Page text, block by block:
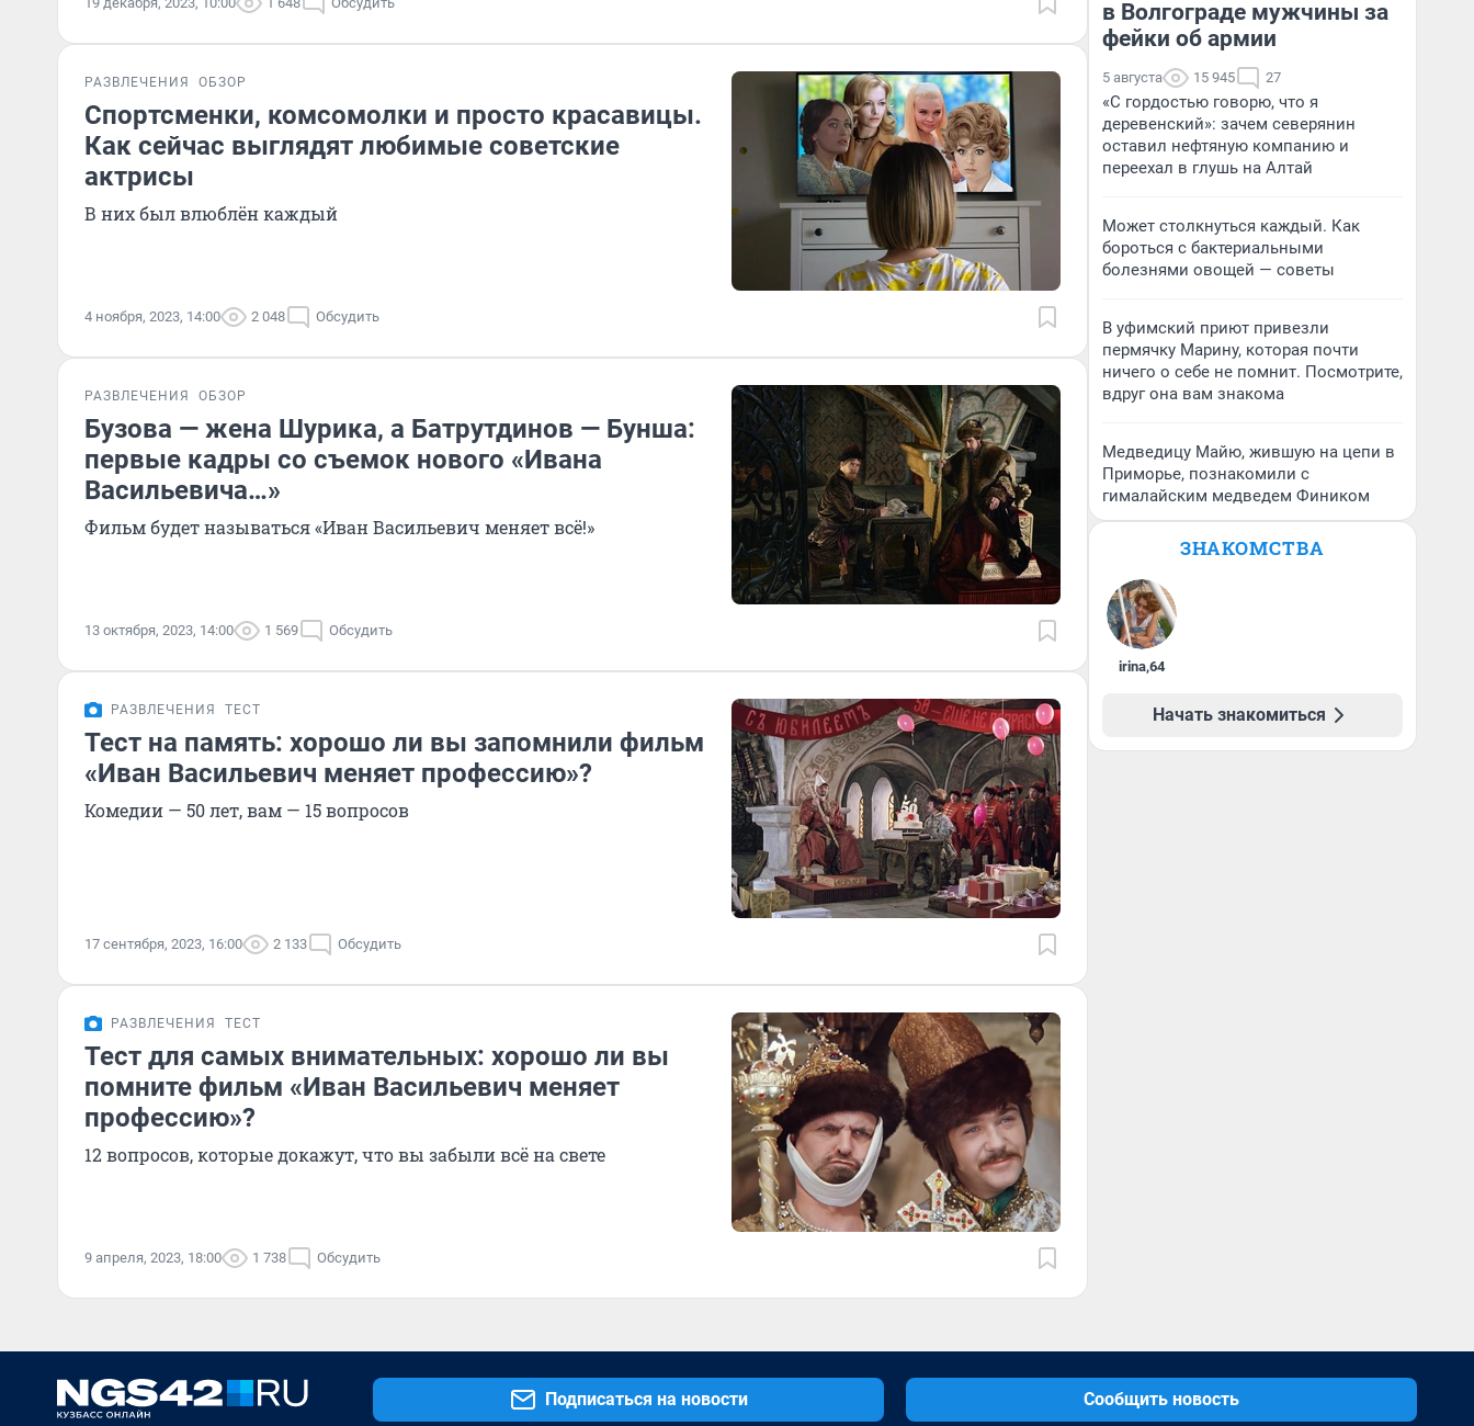
РАЗВЛЕЧЕНИЯ ОБЗОР
Спортсменки, комсомолки и просто красавицы.
Как сейчас выглядят любимые советские
актрисы
В них был влюблён каждый
4 ноября, 2023, 14:00 2 048 Обсудить
РАЗВЛЕЧЕНИЯ ОБЗОР
Бузова — жена Шурика, а Батрутдинов — Бунша:
первые кадры со съемок нового «Ивана
Васильевича…»
Фильм будет называться «Иван Васильевич меняет всё!»
13 октября, 2023, 14:00 1 569 Обсудить
РАЗВЛЕЧЕНИЯ ТЕСТ
Тест на память: хорошо ли вы запомнили фильм
«Иван Васильевич меняет профессию»?
Комедии — 50 лет, вам — 15 вопросов
17 сентября, 2023, 16:00 2 133 Обсудить
РАЗВЛЕЧЕНИЯ ТЕСТ
Тест для самых внимательных: хорошо ли вы
помните фильм «Иван Васильевич меняет
профессию»?
12 вопросов, которые докажут, что вы забыли всё на свете
9 апреля, 2023, 18:00 1 738 Обсудить
в Волгограде мужчины за
фейки об армии
5 августа 15 945 27
«С гордостью говорю, что я
деревенский»: зачем северянин
оставил нефтяную компанию и
переехал в глушь на Алтай
Может столкнуться каждый. Как
бороться с бактериальными
болезнями овощей — советы
В уфимский приют привезли
пермячку Марину, которая почти
ничего о себе не помнит. Посмотрите,
вдруг она вам знакома
Медведицу Майю, жившую на цепи в
Приморье, познакомили с
гималайским медведем Фиником
ЗНАКОМСТВА
irina,64
Начать знакомиться
Подписаться на новости Сообщить новость